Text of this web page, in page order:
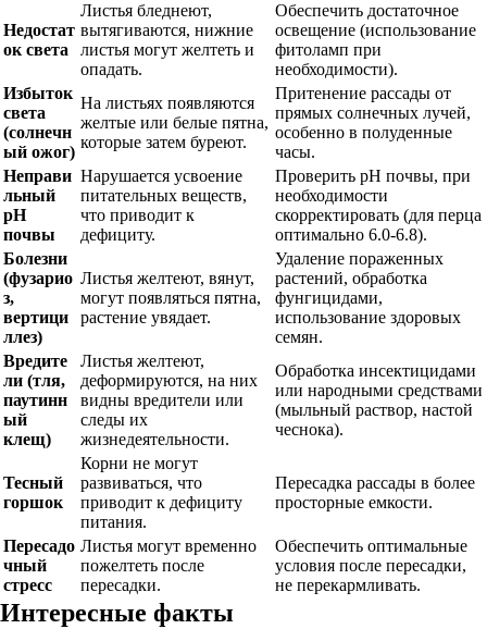
Недостат
ок света
Листья бледнеют,
вытягиваются, нижние
листья могут желтеть и
опадать.
Обеспечить достаточное
освещение (использование
фитоламп при
необходимости).
Избыток
света
(солнечн
ый ожог)
На листьях появляются
желтые или белые пятна,
которые затем буреют.
Притенение рассады от
прямых солнечных лучей,
особенно в полуденные
часы.
Неправи
льный
pH
почвы
Нарушается усвоение
питательных веществ,
что приводит к
дефициту.
Проверить pH почвы, при
необходимости
скорректировать (для перца
оптимально 6.0-6.8).
Болезни
(фузарио
з,
вертици
ллез)
Листья желтеют, вянут,
могут появляться пятна,
растение увядает.
Удаление пораженных
растений, обработка
фунгицидами,
использование здоровых
семян.
Вредите
ли (тля,
паутинн
ый
клещ)
Листья желтеют,
деформируются, на них
видны вредители или
следы их
жизнедеятельности.
Обработка инсектицидами
или народными средствами
(мыльный раствор, настой
чеснока).
Тесный
горшок
Корни не могут
развиваться, что
приводит к дефициту
питания.
Пересадка рассады в более
просторные емкости.
Пересадо
чный
стресс
Листья могут временно
пожелтеть после
пересадки.
Обеспечить оптимальные
условия после пересадки,
не перекармливать.
Интересные факты